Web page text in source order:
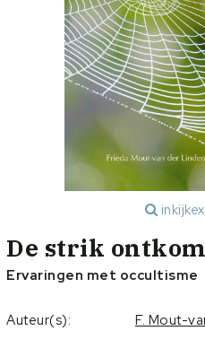
De strik
Ervaringen met occultisme
Auteur(s): F. Mout-